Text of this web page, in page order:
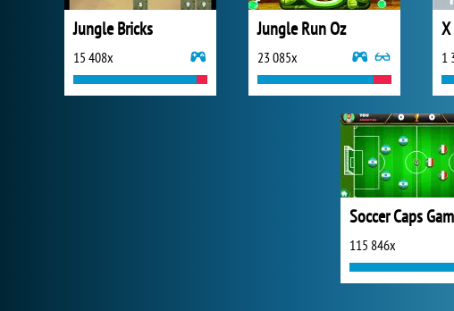
Jungle Bricks
15 408x
Jungle Run Oz
23 085x 1
Soccer Caps
115 846x